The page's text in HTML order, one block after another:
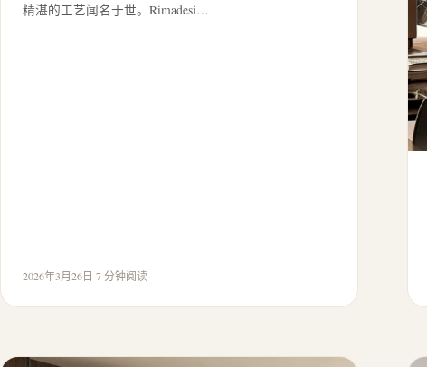
精湛的工艺闻名于世。Rimadesi…
2026年3月26日·7 分钟阅读